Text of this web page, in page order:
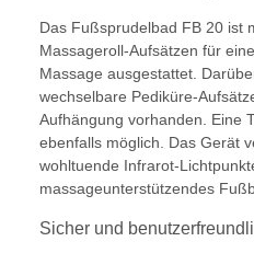
Das Fußsprudelbad FB 20 ist
Massageroll-Aufsätzen für
Massage ausgestattet.
wechselbare Pediküre-
Aufhängung vorhanden. Eine
ebenfalls möglich. Das Gerät
wohltuende Infrarot-
massageunterstützendes
Sicher und